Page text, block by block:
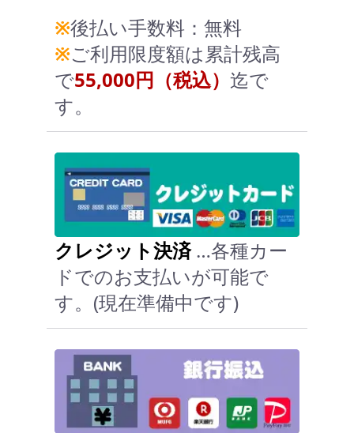
※後払い手数料：無料
※ご利用限度額は累計残高
で55,000円（税込） 迄で
す。
クレジット決済…各種カー
ドでのお支払いが可能で
す。(現在準備中です)